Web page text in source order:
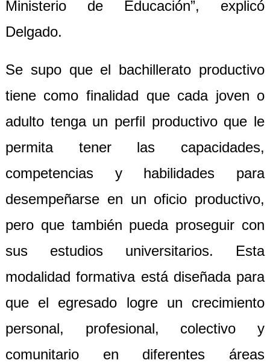
Ministerio de Educación”, explicó
Delgado.
Se supo que el bachillerato productivo
tiene como finalidad que cada joven o
adulto tenga un perfil productivo que le
permita tener las capacidades,
competencias y habilidades para
desempeñarse en un oficio productivo,
pero que también pueda proseguir con
sus estudios universitarios. Esta
modalidad formativa está diseñada para
que el egresado logre un crecimiento
personal, profesional, colectivo y
comunitario en diferentes áreas